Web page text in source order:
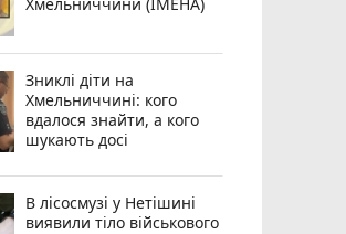
Зниклі діти на
Хмельниччині: кого
вдалося знайти, а кого
шукають досі
В лісосмузі у Нетішині
виявили тіло військового